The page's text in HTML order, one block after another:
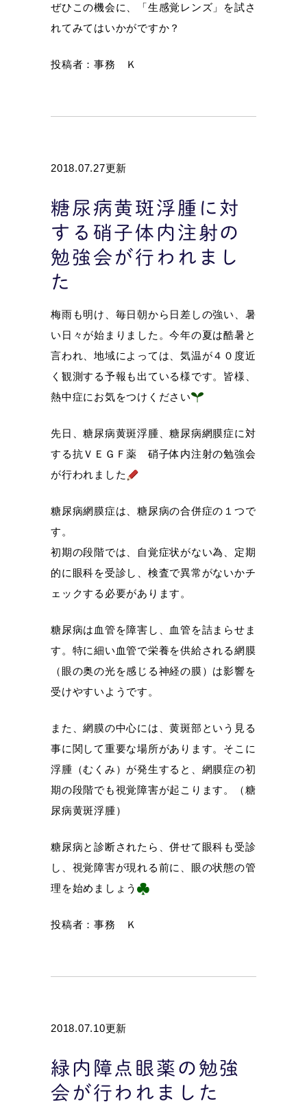
ぜひこの機会に、「生感覚レンズ」を試さ
れてみてはいかがですか？
投稿者：事務 Ｋ
2018.07.27更新
糖尿病黄斑浮腫に対
する硝子体内注射の
勉強会が行われまし
た
梅雨も明け、毎日朝から日差しの強い、暑
い日々が始まりました。今年の夏は酷暑と
言われ、地域によっては、気温が４０度近
く観測する予報も出ている様です。皆様、
熱中症にお気をつけください
先日、糖尿病黄斑浮腫、糖尿病網膜症に対
する抗ＶＥＧＦ薬 硝子体内注射の勉強会
が行われました
糖尿病網膜症は、糖尿病の合併症の１つで
す。
初期の段階では、自覚症状がない為、定期
的に眼科を受診し、検査で異常がないかチ
ェックする必要があります。
糖尿病は血管を障害し、血管を詰まらせま
す。特に細い血管で栄養を供給される網膜
（眼の奥の光を感じる神経の膜）は影響を
受けやすいようです。
また、網膜の中心には、黄斑部という見る
事に関して重要な場所があります。そこに
浮腫（むくみ）が発生すると、網膜症の初
期の段階でも視覚障害が起こります。（糖
尿病黄斑浮腫）
糖尿病と診断されたら、併せて眼科も受診
し、視覚障害が現れる前に、眼の状態の管
理を始めましょう
投稿者：事務 Ｋ
2018.07.10更新
緑内障点眼薬の勉強
会が行われました